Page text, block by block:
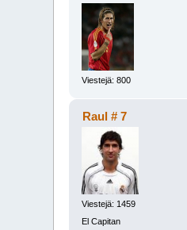
Viestejä: 800
Raul # 7
Viestejä: 1459
El Capitan